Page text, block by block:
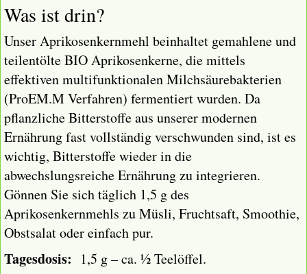
Was ist drin?
Unser Aprikosenkernmehl beinhaltet gemahlene und
teilentölte BIO Aprikosenkerne, die mittels
effektiven multifunktionalen Milchsäurebakterien
(ProEM.M Verfahren) fermentiert wurden. Da
pflanzliche Bitterstoffe aus unserer modernen
Ernährung fast vollständig verschwunden sind, ist es
wichtig, Bitterstoffe wieder in die
abwechslungsreiche Ernährung zu integrieren.
Gönnen Sie sich täglich 1,5 g des
Aprikosenkernmehls zu Müsli, Fruchtsaft, Smoothie,
Obstsalat oder einfach pur.
Tagesdosis: 1,5 g – ca. ½ Teelöffel.